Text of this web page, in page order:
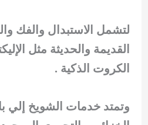
لتشمل الاستبدال والفك
القديمة والحديثة مثل
الكروت الذكية .
وتمتد خدمات الشويخ إلي